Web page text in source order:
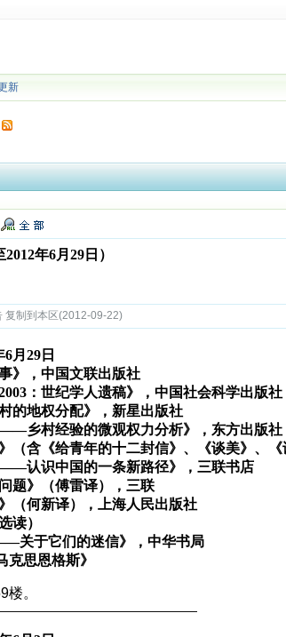
新
年6月29日）
复制到本区(2012-09-22)
月29日
》，中国文联出版社
：世纪学人遗稿》，中国社会科学出版社
的地权分配》，新星出版社
乡村经验的微观权力分析》，东方出版社
（含《给青年的十二封信》、《谈美》、
认识中国的一条新路径》，三联书店
题》（傅雷译），三联
（何新译），上海人民出版社
读）
关于它们的迷信》，中华书局
克思恩格斯》
。